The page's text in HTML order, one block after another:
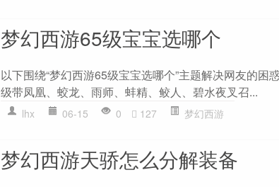
梦幻西游65级宝宝选哪个
以下围绕“梦幻西游65级宝宝选哪个”主题解决网友的
级带凤凰、蛟龙、雨师、蚌精、鲛人、碧水夜叉召...
lhx 06-15 0 127 梦幻西游
梦幻西游天骄怎么分解装备